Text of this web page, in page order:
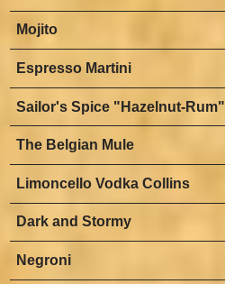
Mojito
Espresso Martini
Sailor's Spice "Hazelnut-Rum"
The Belgian Mule
Limoncello Vodka Collins
Dark and Stormy
Negroni